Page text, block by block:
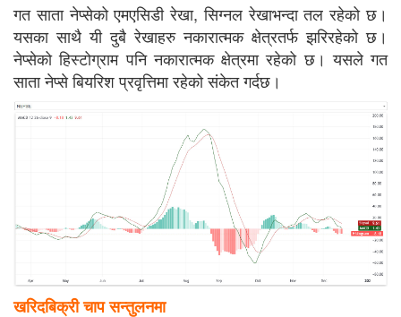
गत साता नेप्सेको एमएसिडी रेखा, सिग्नल रेखाभन्दा तल रहेको छ।
यसका साथै यी दुबै रेखाहरु नकारात्मक क्षेत्रतर्फ झरिरहेको छ।
नेप्सेको हिस्टोग्राम पनि नकारात्मक क्षेत्रमा रहेको छ। यसले गत
साता नेप्से बियरिश प्रवृत्तिमा रहेको संकेत गर्दछ।
खरिदबिक्री चाप सन्तुलनमा